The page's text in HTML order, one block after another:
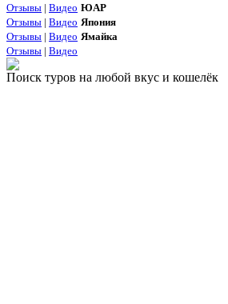
Отзывы | Видео ЮАР
Отзывы | Видео Япония
Отзывы | Видео Ямайка
Отзывы | Видео
Поиск туров на любой вкус и кошелёк